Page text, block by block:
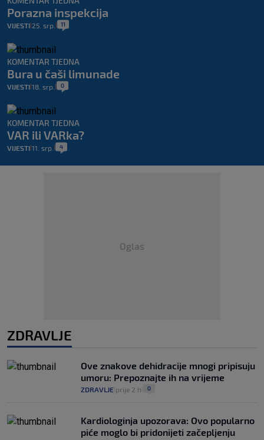
Porazna inspekcija
VIJESTI 25. srp. 11
KOMENTAR TJEDNA
Bura u čaši limunade
VIJESTI 18. srp. 0
KOMENTAR TJEDNA
VAR ili VARka?
VIJESTI 11. srp. 4
Oglas
ZDRAVLJE
Ove znakove dehidracije mnogi pripisuju
umoru: Prepoznajte ih na vrijeme
ZDRAVLJE prije 2 h 0
Kardiologinja upozorava: Ovo popularno
piće moglo bi pridonijeti začepljenju